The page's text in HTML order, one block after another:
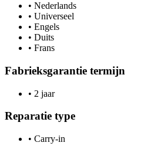
• Nederlands
• Universeel
• Engels
• Duits
• Frans
Fabrieksgarantie termijn
• 2 jaar
Reparatie type
• Carry-in